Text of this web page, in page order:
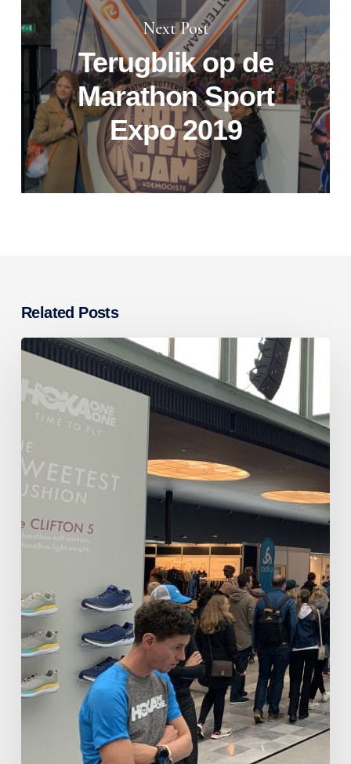
Next Post
Terugblik op de
Marathon Sport
Expo 2019
Related Posts
ENGELS
Terugblik
op
de
Sport
Expo
2021